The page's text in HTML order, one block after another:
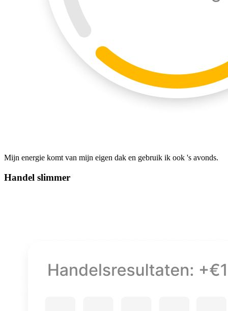
Mijn energie komt van mijn eigen dak en gebruik ik ook 's avonds.
Handel slimmer